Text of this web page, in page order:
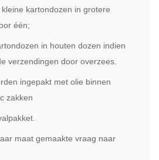
kartondozen in grotere
één;
in houten dozen indien
verzendingen door overzees.
ingepakt met olie binnen
zakken
maat gemaakte vraag naar